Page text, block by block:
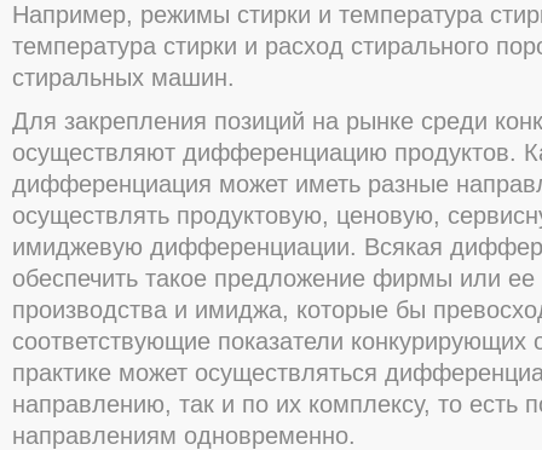
Например, режимы стирки и температура
температура стирки и расход стирального
стиральных машин.
Для закрепления позиций на рынке среди
осуществляют дифференциацию продуктов.
дифференциация может иметь разные
осуществлять продуктовую, ценовую,
имиджевую дифференциации. Всякая
обеспечить такое предложение фирмы или
производства и имиджа, которые бы
соответствующие показатели конкурирующих
практике может осуществляться
направлению, так и по их комплексу, то есть
направлениям одновременно.